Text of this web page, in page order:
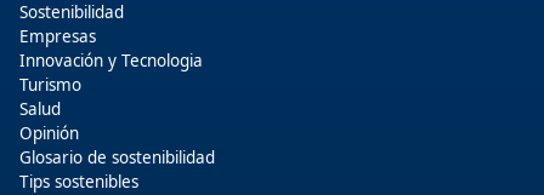
Sostenibilidad
Empresas
Innovación y Tecnologia
Turismo
Salud
Opinión
Glosario de sostenibilidad
Tips sostenibles